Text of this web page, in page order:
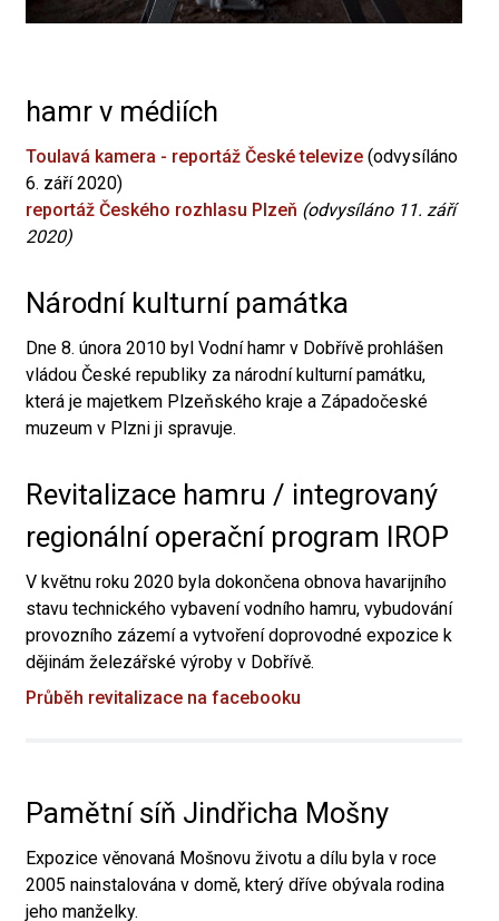
hamr v médiích
Toulavá kamera - reportáž České televize (odvysíláno
6. září 2020)
reportáž Českého rozhlasu Plzeň (odvysíláno 11. září
2020)
Národní kulturní památka
Dne 8. února 2010 byl Vodní hamr v Dobřívě prohlášen
vládou České republiky za národní kulturní památku,
která je majetkem Plzeňského kraje a Západočeské
muzeum v Plzni ji spravuje.
Revitalizace hamru / integrovaný
regionální operační program IROP
V květnu roku 2020 byla dokončena obnova havarijního
stavu technického vybavení vodního hamru, vybudování
provozního zázemí a vytvoření doprovodné expozice k
dějinám železářské výroby v Dobřívě.
Průběh revitalizace na facebooku
Pamětní síň Jindřicha Mošny
Expozice věnovaná Mošnovu životu a dílu byla v roce
2005 nainstalována v domě, který dříve obývala rodina
jeho manželky.